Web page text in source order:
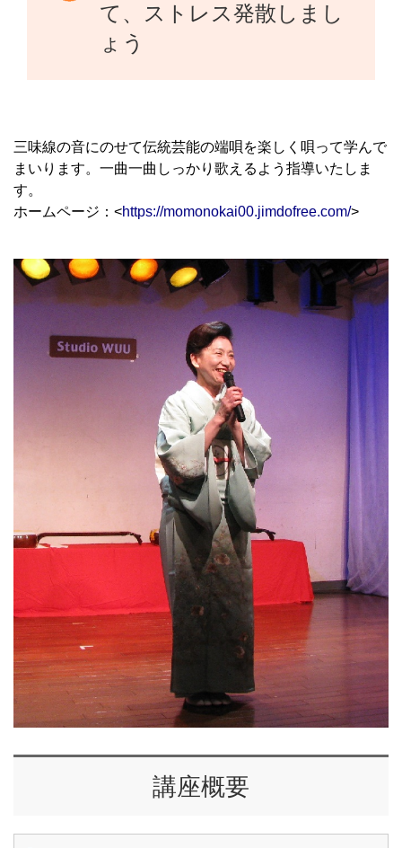
て、ストレス発散しまし
ょう
三味線の音にのせて伝統芸能の端唄を楽しく唄って学んで
まいります。一曲一曲しっかり歌えるよう指導いたしま
す。
ホームページ：<https://momonokai00.jimdofree.com/>
講座概要